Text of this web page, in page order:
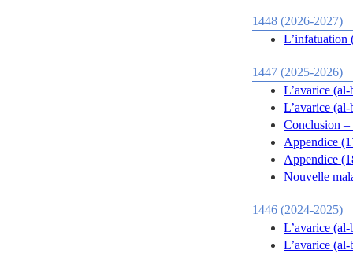
1448 (2026-2027)
L’infatuation
1447 (2025-2026)
L’avarice
L’avarice
Conclusion –
Appendice
Appendice
Nouvelle
1446 (2024-2025)
L’avarice
L’avarice